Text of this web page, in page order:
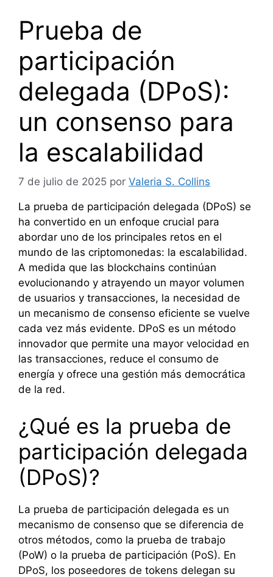
Prueba de
participación
delegada (DPoS):
un consenso para
la escalabilidad
7 de julio de 2025 por Valeria S. Collins
La prueba de participación delegada (DPoS) se
ha convertido en un enfoque crucial para
abordar uno de los principales retos en el
mundo de las criptomonedas: la escalabilidad.
A medida que las blockchains continúan
evolucionando y atrayendo un mayor volumen
de usuarios y transacciones, la necesidad de
un mecanismo de consenso eficiente se vuelve
cada vez más evidente. DPoS es un método
innovador que permite una mayor velocidad en
las transacciones, reduce el consumo de
energía y ofrece una gestión más democrática
de la red.
¿Qué es la prueba de
participación delegada
(DPoS)?
La prueba de participación delegada es un
mecanismo de consenso que se diferencia de
otros métodos, como la prueba de trabajo
(PoW) o la prueba de participación (PoS). En
DPoS, los poseedores de tokens delegan su